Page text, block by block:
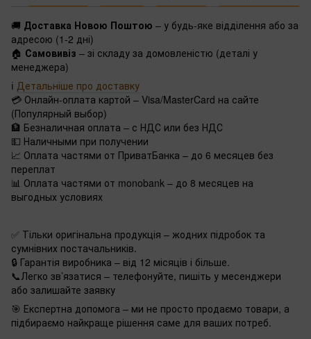
🚚 Доставка Новою Поштою – у будь-яке відділення або за
адресою (1-2 дні)
🏠 Самовивіз – зі складу за домовленістю (деталі у
менеджера)
ℹ️ Детальніше про доставку
💳 Онлайн-оплата картой – Visa/MasterCard на сайте
(Популярный выбор)
🏦 Безналичная оплата – с НДС или без НДС
💵 Наличными при получении
📈 Оплата частями от ПриватБанка – до 6 месяцев без
переплат
📊 Оплата частями от monobank – до 8 месяцев на
выгодных условиях
✅ Тільки оригінальна продукція – жодних підробок та
сумнівних постачальників.
🔒 Гарантія виробника – від 12 місяців і більше.
📞Легко зв’язатися – телефонуйте, пишіть у месенджери
або залишайте заявку
🎯 Експертна допомога – ми не просто продаємо товари, а
підбираємо найкраще рішення саме для ваших потреб.